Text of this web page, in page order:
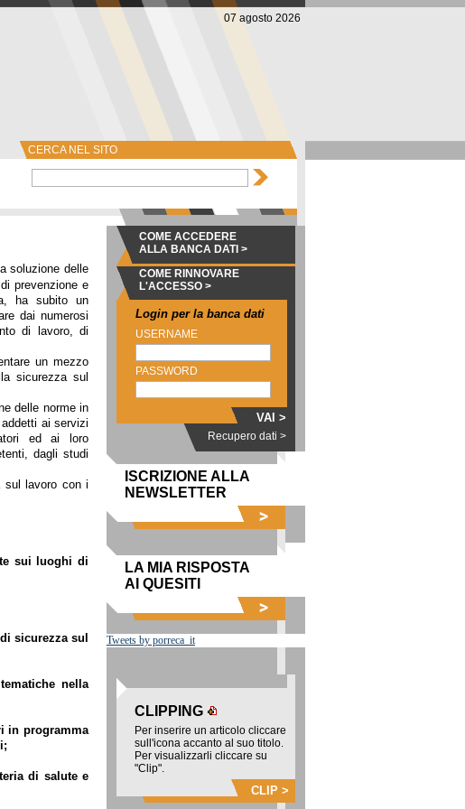
07 agosto 2026
CERCA NEL SITO
soluzione delle
prevenzione e
ha subito un
dai numerosi
di lavoro, di
un mezzo
sicurezza sul
delle norme in
ai servizi
ed ai loro
dagli studi
lavoro con i
sui luoghi di
sicurezza sul
nella
in programma
di salute e
COME ACCEDERE
ALLA BANCA DATI >
COME RINNOVARE
L'ACCESSO >
Login per la banca dati
USERNAME
PASSWORD
VAI >
Recupero dati >
ISCRIZIONE ALLA
NEWSLETTER
LA MIA RISPOSTA
AI QUESITI
Tweets by porreca_it
CLIPPING
Per inserire un articolo cliccare
sull'icona accanto al suo titolo.
Per visualizzarli cliccare su
"Clip".
CLIP >